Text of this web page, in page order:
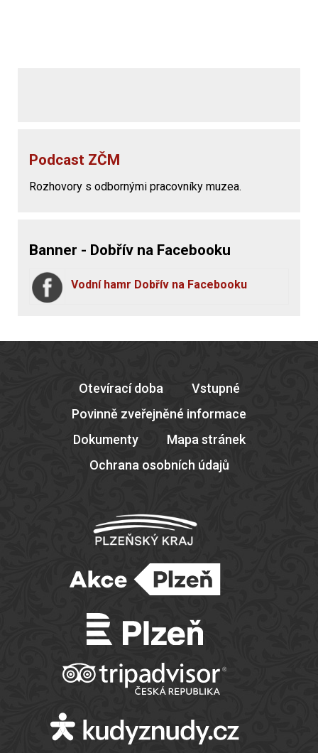
Podcast ZČM
Rozhovory s odbornými pracovníky muzea.
Banner - Dobřív na Facebooku
Vodní hamr Dobřív na Facebooku
Otevírací doba
Vstupné
Povinně zveřejněné informace
Dokumenty
Mapa stránek
Ochrana osobních údajů